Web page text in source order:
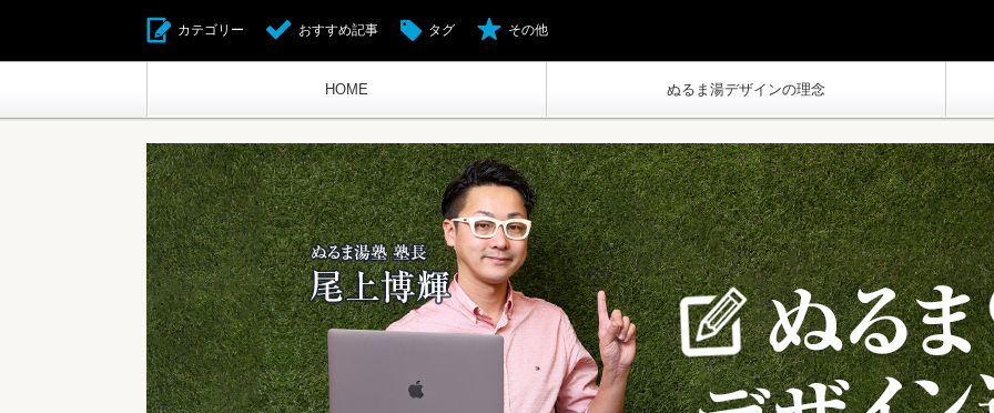
HOME ぬるま湯デザインの理念
カテゴリー おすすめ記事 タグ その他